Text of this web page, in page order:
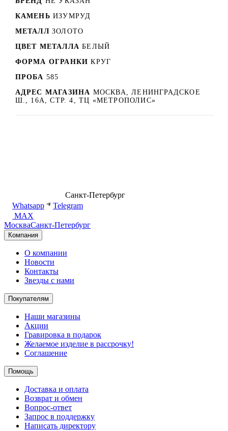
КАМЕНЬ ИЗУМРУД
МЕТАЛЛ ЗОЛОТО
ЦВЕТ МЕТАЛЛА БЕЛЫЙ
ФОРМА ОГРАНКИ КРУГ
ПРОБА 585
АДРЕС МАГАЗИНА МОСКВА, ЛЕНИНГРАДСКОЕ
Ш., 16А, СТР. 4, ТЦ «МЕТРОПОЛИС»
Санкт-Петербург
Whatsapp
Telegram
MAX
МоскваСанкт-Петербург
Компания
О компании
Новости
Контакты
Звезды с нами
Покупателям
Наши магазины
Акции
Гравировка в подарок
Желаемое изделие в рассрочку!
Соглашение
Помощь
Доставка и оплата
Возврат и обмен
Вопрос-ответ
Запрос в поддержку
Написать директору